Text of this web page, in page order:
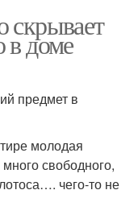
скрывает
в доме
предмет в
молодая
свободного,
чего-то не